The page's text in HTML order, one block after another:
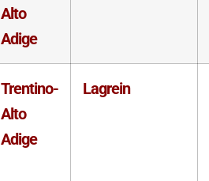
Alto
Adige
Trentino-
Alto
Adige
Lagrein